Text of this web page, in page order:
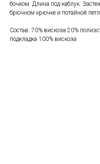
бочком. Длина под каблук.
брючном крючке и потайной
Состав: 70% вискоза 20%
подкладка 100% вискоза